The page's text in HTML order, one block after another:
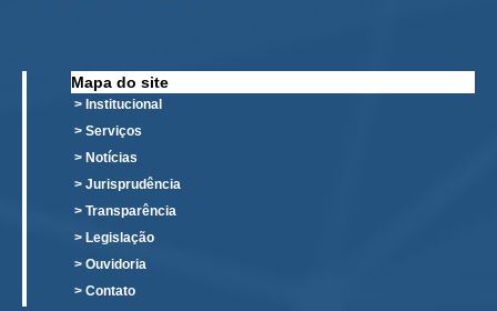
Pontos de Inclusão Digital
Monitoramento do Serviços de TIC
Conexão Inclusiva
Inscrições
Informe de Rendimentos - 2026
Mapa do site
> Institucional
> Serviços
> Notícias
> Jurisprudência
> Transparência
> Legislação
> Ouvidoria
> Contato